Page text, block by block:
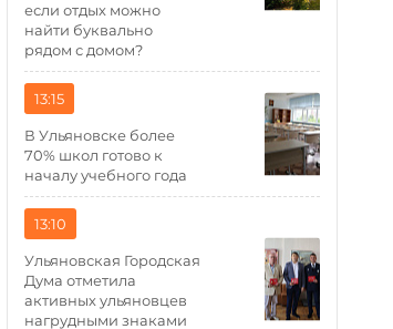
если отдых можно
найти буквально
рядом с домом?
13:15
В Ульяновске более
70% школ готово к
началу учебного года
13:10
Ульяновская Городская
Дума отметила
активных ульяновцев
нагрудными знаками